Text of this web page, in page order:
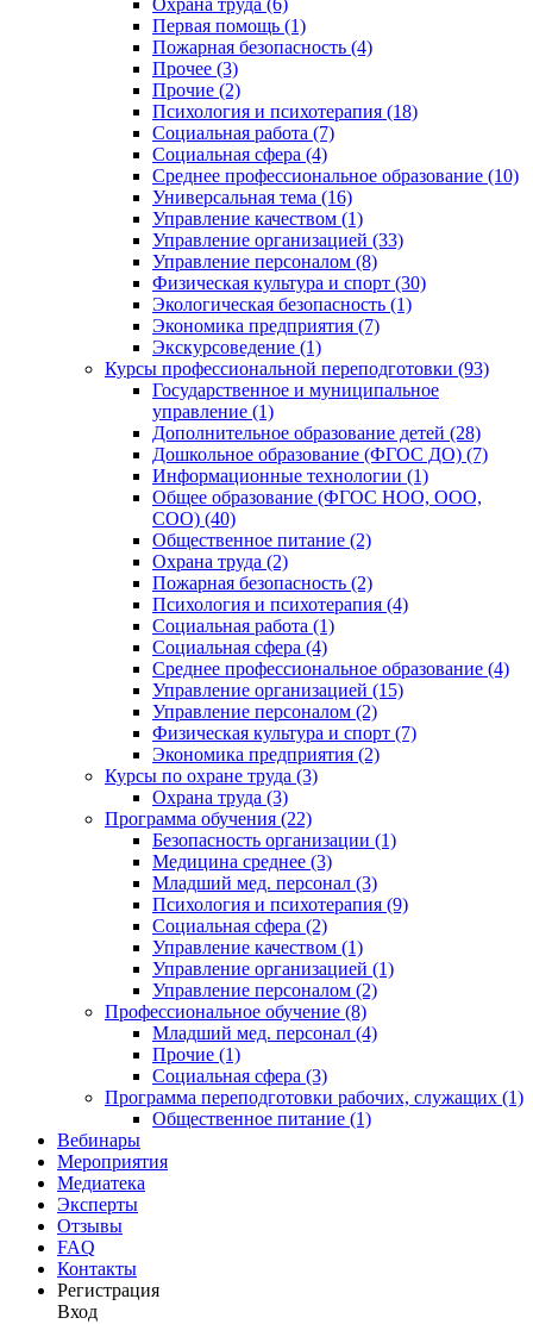
Охрана труда (6)
Первая помощь (1)
Пожарная безопасность (4)
Прочее (3)
Прочие (2)
Психология и психотерапия (18)
Социальная работа (7)
Социальная сфера (4)
Среднее профессиональное образование (10)
Универсальная тема (16)
Управление качеством (1)
Управление организацией (33)
Управление персоналом (8)
Физическая культура и спорт (30)
Экологическая безопасность (1)
Экономика предприятия (7)
Экскурсоведение (1)
Курсы профессиональной переподготовки (93)
Государственное и муниципальное
управление (1)
Дополнительное образование детей (28)
Дошкольное образование (ФГОС ДО) (7)
Информационные технологии (1)
Общее образование (ФГОС НОО, ООО,
СОО) (40)
Общественное питание (2)
Охрана труда (2)
Пожарная безопасность (2)
Психология и психотерапия (4)
Социальная работа (1)
Социальная сфера (4)
Среднее профессиональное образование (4)
Управление организацией (15)
Управление персоналом (2)
Физическая культура и спорт (7)
Экономика предприятия (2)
Курсы по охране труда (3)
Охрана труда (3)
Программа обучения (22)
Безопасность организации (1)
Медицина среднее (3)
Младший мед. персонал (3)
Психология и психотерапия (9)
Социальная сфера (2)
Управление качеством (1)
Управление организацией (1)
Управление персоналом (2)
Профессиональное обучение (8)
Младший мед. персонал (4)
Прочие (1)
Социальная сфера (3)
Программа переподготовки рабочих, служащих (1)
Общественное питание (1)
Вебинары
Мероприятия
Медиатека
Эксперты
Отзывы
FAQ
Контакты
Регистрация
Вход